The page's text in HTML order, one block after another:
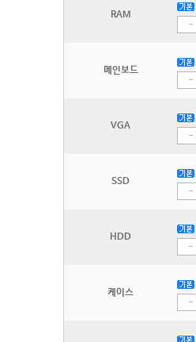
RAM
메인보드
VGA
SSD
HDD
케이스